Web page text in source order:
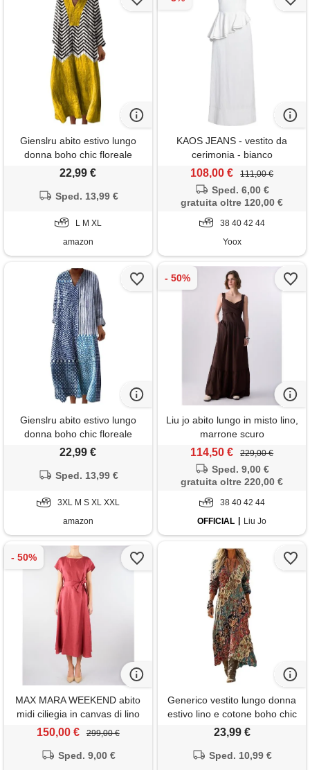
Gienslru abito estivo lungo
donna boho chic floreale
vintage, scollo a v maniche
tasche, vestito elegante
estate taglie forti curvy 2026
moda cerimonia
22,99 €
Sped. 13,99 €
L M XL
amazon
KAOS JEANS - vestito da
cerimonia - bianco
108,00 € 111,00 €
Sped. 6,00 €
gratuita oltre 120,00 €
38 40 42 44
Yoox
Gienslru abito estivo lungo
donna boho chic floreale
vintage, scollo a v maniche
tasche, vestito elegante
estate taglie forti curvy 2026
moda cerimonia
22,99 €
Sped. 13,99 €
3XL M S XL XXL
amazon
Liu jo abito lungo in misto lino,
marrone scuro
114,50 € 229,00 €
Sped. 9,00 €
gratuita oltre 220,00 €
38 40 42 44
OFFICIAL
Liu Jo
MAX MARA WEEKEND abito
midi ciliegia in canvas di lino
150,00 € 299,00 €
Sped. 9,00 €
Generico vestito lungo donna
estivo lino e cotone boho chic
abito maxi vintage scollo a v
per mare spiaggia vacanza
23,99 €
Sped. 10,99 €